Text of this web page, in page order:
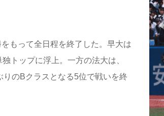
もって全日程を終了した。早大は
トップに浮上。一方の法大は、
のBクラスとなる5位で戦いを終